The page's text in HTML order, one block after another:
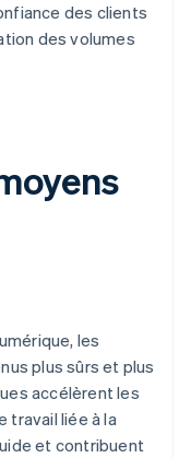
des clients
des volumes
les
plus sûrs et plus
accélèrent les
travail liée à la
et contribuent